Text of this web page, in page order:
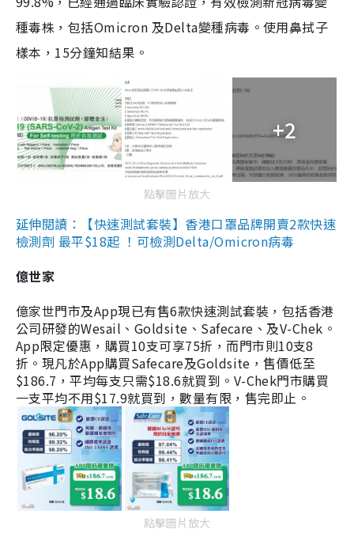
種毒株，包括Omicron 及Delta變種病毒。使用鼻拭子
樣本，15分鐘知結果。
+2
點擊圖片放大
延伸閱讀：【快速測試套裝】香港口罩品牌開賣2款快速
檢測劑 最平$18起 ！可檢測Delta/Omicron病毒
億世家
億家世門市及App現已有售6款快速測試套裝，包括香港
公司研發的Wesail、Goldsite、Safecare、及V-Chek。
App限定優惠，購買10支可享75折，而門市則10支8
折。現凡於App購買Safecare及Goldsite，售價低至
$186.7，平均每支只需$18.6就買到。V-Chek門市購買
一支平均不用$17.9就買到，數量有限，售完即止。
點擊圖片放大